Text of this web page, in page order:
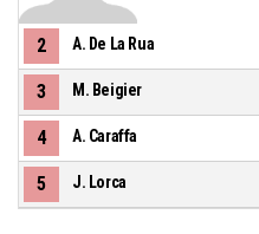
2 A. De La Rua
3 M. Beigier
4 A. Caraffa
5 J. Lorca